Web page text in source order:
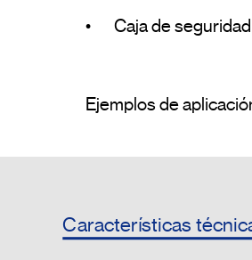
•	Caja de seguridad metálica en color blanco RAL 9003 y con cerradura de llave
Características